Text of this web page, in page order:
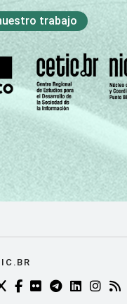
trabajo
DO NIC.BR (ABRE
DO NIC.BR
FACEBOOK DO
FLICKR DO
TELEGRAM
LINKEDIN